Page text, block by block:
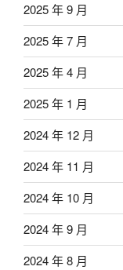
2025 年 9 月
2025 年 7 月
2025 年 4 月
2025 年 1 月
2024 年 12 月
2024 年 11 月
2024 年 10 月
2024 年 9 月
2024 年 8 月